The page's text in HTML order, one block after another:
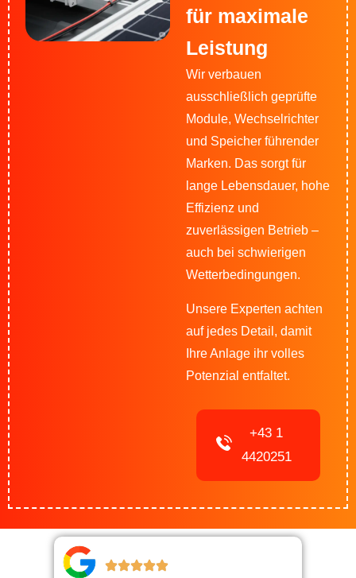
für maximale
Leistung
Wir verbauen
ausschließlich geprüfte
Module, Wechselrichter
und Speicher führender
Marken. Das sorgt für
lange Lebensdauer, hohe
Effizienz und
zuverlässigen Betrieb –
auch bei schwierigen
Wetterbedingungen.
Unsere Experten achten
auf jedes Detail, damit
Ihre Anlage ihr volles
Potenzial entfaltet.
+43 1
4420251